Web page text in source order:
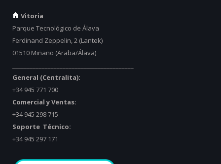
Vitoria
Parque Tecnológico de Álava
Ferdinand Zeppelin, 2 (Lantek)
01510 Miñano (Araba/Álava)
General (Centralita):
+34 945 771 700
Comercial y Ventas:
+34 945 298 715
Soporte Técnico:
+34 945 297 171